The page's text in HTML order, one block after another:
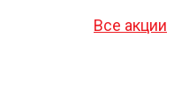
Все акции